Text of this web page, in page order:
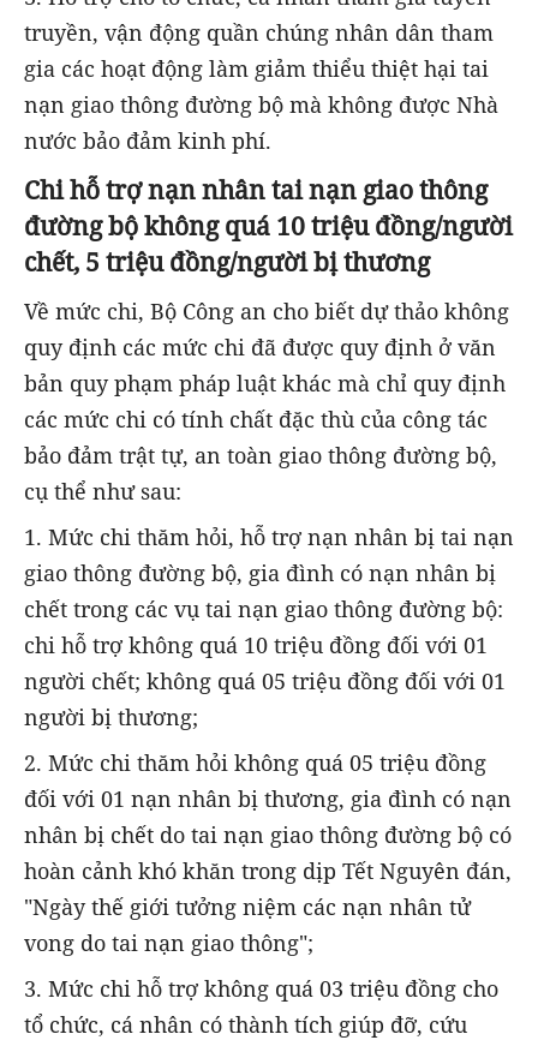
truyền, vận động quần chúng nhân dân tham
gia các hoạt động làm giảm thiểu thiệt hại tai
nạn giao thông đường bộ mà không được Nhà
nước bảo đảm kinh phí.
Chi hỗ trợ nạn nhân tai nạn giao thông
đường bộ không quá 10 triệu đồng/người
chết, 5 triệu đồng/người bị thương
Về mức chi, Bộ Công an cho biết dự thảo không
quy định các mức chi đã được quy định ở văn
bản quy phạm pháp luật khác mà chỉ quy định
các mức chi có tính chất đặc thù của công tác
bảo đảm trật tự, an toàn giao thông đường bộ,
cụ thể như sau:
1. Mức chi thăm hỏi, hỗ trợ nạn nhân bị tai nạn
giao thông đường bộ, gia đình có nạn nhân bị
chết trong các vụ tai nạn giao thông đường bộ:
chi hỗ trợ không quá 10 triệu đồng đối với 01
người chết; không quá 05 triệu đồng đối với 01
người bị thương;
2. Mức chi thăm hỏi không quá 05 triệu đồng
đối với 01 nạn nhân bị thương, gia đình có nạn
nhân bị chết do tai nạn giao thông đường bộ có
hoàn cảnh khó khăn trong dịp Tết Nguyên đán,
"Ngày thế giới tưởng niệm các nạn nhân tử
vong do tai nạn giao thông";
3. Mức chi hỗ trợ không quá 03 triệu đồng cho
tổ chức, cá nhân có thành tích giúp đỡ, cứu